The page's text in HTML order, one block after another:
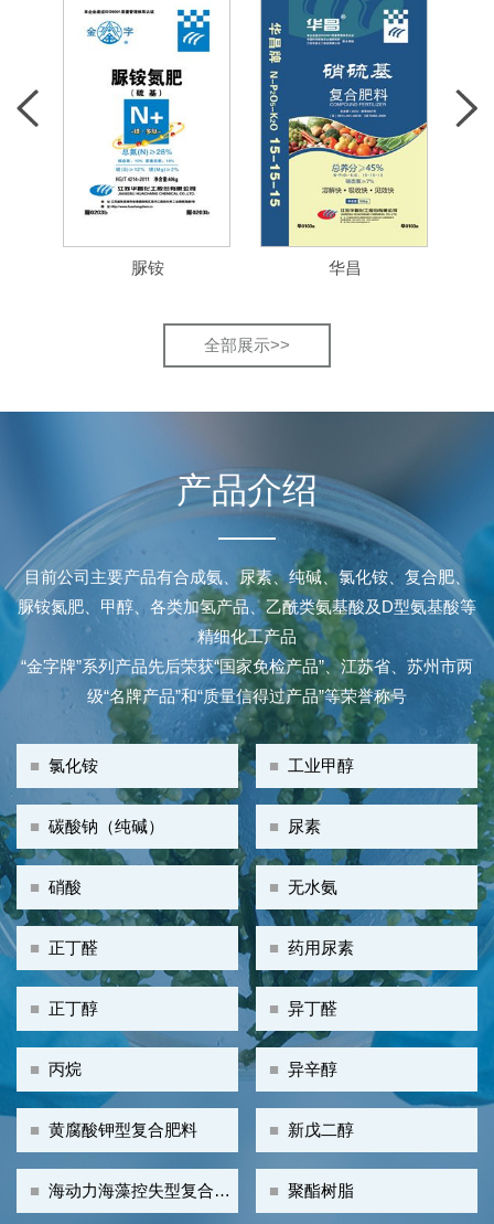
全部展示>>
产品介绍
目前公司主要产品有合成氨、尿素、纯碱、氯化铵、复合肥、
脲铵氮肥、甲醇、各类加氢产品、乙酰类氨基酸及D型氨基酸等
精细化工产品
“金字牌”系列产品先后荣获“国家免检产品”、江苏省、苏州市两
级“名牌产品”和“质量信得过产品”等荣誉称号
■ 工业甲醇
■ 氯化铵
■ 尿素
■ 碳酸钠（纯碱）
■无水氨
■ 硝酸
■药用尿素
■ 正丁醛
■异丁醛
■ 正丁醇
■异辛醇
■ 丙烷
■ 新戊二醇
■ 黄腐酸钾型复合肥料
■聚酯树脂
■ 海动力海藻控失型复合肥